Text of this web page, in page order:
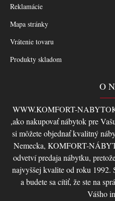
Reklamácie
Mapa stránky
Vrátenie tovaru
Produkty skladom
O
WWW.KOMFORT-
,ako nakupovať nábytok pre
si môžete objednať kvalitný
Nemecka, KOMFORT-
odvetví predaja nábytku,
najvyššej kvalite od roku 1992.
a budete sa cítiť, že ste na
Vášho